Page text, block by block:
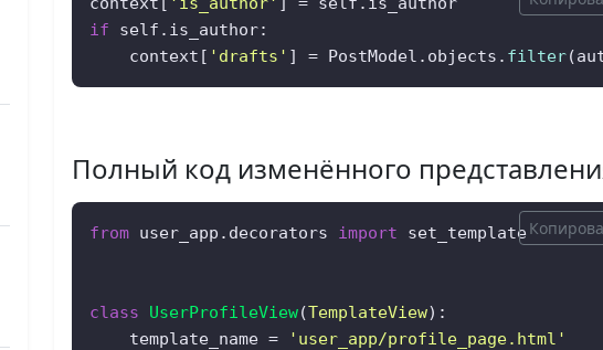
if self.is_author:
    context[
'drafts' ] = PostModel.objects. filter
Полный код изменённого
from user_app.decorators import set_template
class UserProfileView(TemplateView):
    template_name =
'user_app/profile_page.html'